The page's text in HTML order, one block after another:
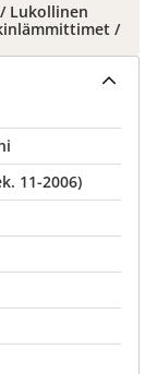
Lukollinen
/
11-2006)